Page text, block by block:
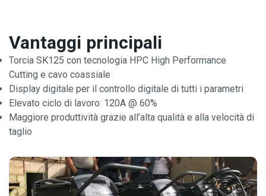
Vantaggi principali
Torcia SK125 con tecnologia HPC High Performance
Cutting e cavo coassiale
Display digitale per il controllo digitale di tutti i parametri
Elevato ciclo di lavoro: 120A @ 60%
Maggiore produttività grazie all’alta qualità e alla velocità di
taglio